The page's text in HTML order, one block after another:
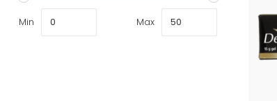
Min Max